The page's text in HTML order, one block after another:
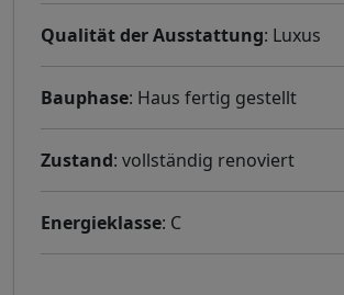
Qualität der Ausstattung: Luxus
Bauphase: Haus fertig gestellt
Zustand: vollständig renoviert
Energieklasse: C